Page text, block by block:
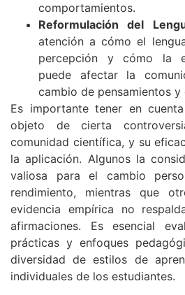
comportamientos.
Reformulación del
atención a cómo el
percepción y cómo la
puede afectar la
cambio de pensamientos
Es importante tener en
objeto de cierta
comunidad científica, y su
la aplicación. Algunos la
valiosa para el cambio
rendimiento, mientras que
evidencia empírica no
afirmaciones. Es esencial
prácticas y enfoques
diversidad de estilos de
individuales de los estudiantes.